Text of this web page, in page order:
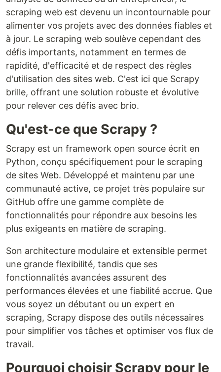
scraping web est devenu un incontournable pour
alimenter vos projets avec des données fiables et
à jour. Le scraping web soulève cependant des
défis importants, notamment en termes de
rapidité, d'efficacité et de respect des règles
d'utilisation des sites web. C'est ici que Scrapy
brille, offrant une solution robuste et évolutive
pour relever ces défis avec brio.
Qu'est-ce que Scrapy ?
Scrapy est un framework open source écrit en
Python, conçu spécifiquement pour le scraping
de sites Web. Développé et maintenu par une
communauté active, ce projet très populaire sur
GitHub offre une gamme complète de
fonctionnalités pour répondre aux besoins les
plus exigeants en matière de scraping.
Son architecture modulaire et extensible permet
une grande flexibilité, tandis que ses
fonctionnalités avancées assurent des
performances élevées et une fiabilité accrue. Que
vous soyez un débutant ou un expert en
scraping, Scrapy dispose des outils nécessaires
pour simplifier vos tâches et optimiser vos flux de
travail.
Pourquoi choisir Scrapy pour le